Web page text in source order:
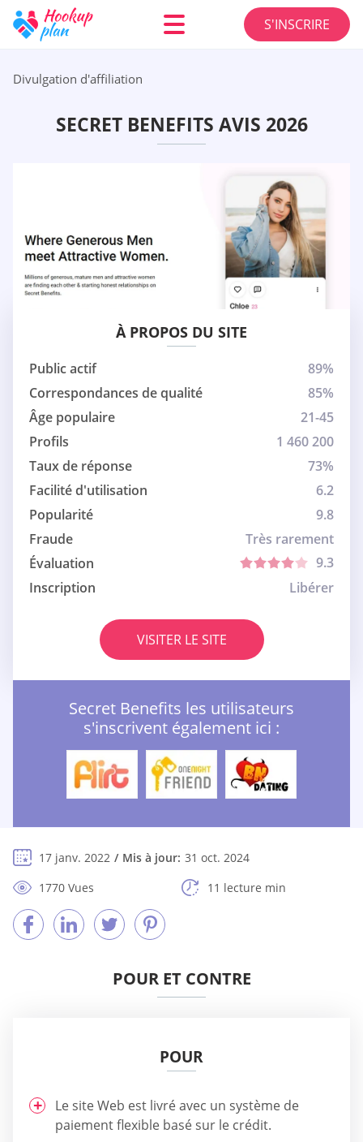
S'INSCRIRE
Divulgation d'affiliation
SECRET BENEFITS AVIS 2026
À PROPOS DU SITE
Public actif
89%
Correspondances de qualité
85%
Âge populaire
21-45
Profils
1 460 200
Taux de réponse
73%
Facilité d'utilisation
6.2
Popularité
9.8
Fraude
Très rarement
Évaluation
9.3
Inscription
Libérer
VISITER LE SITE
Secret Benefits les utilisateurs
s'inscrivent également ici :
17 janv. 2022 Mis à jour: 31 oct. 2024
1770 Vues
11 lecture min
POUR ET CONTRE
POUR
Le site Web est livré avec un système de
paiement flexible basé sur le crédit.